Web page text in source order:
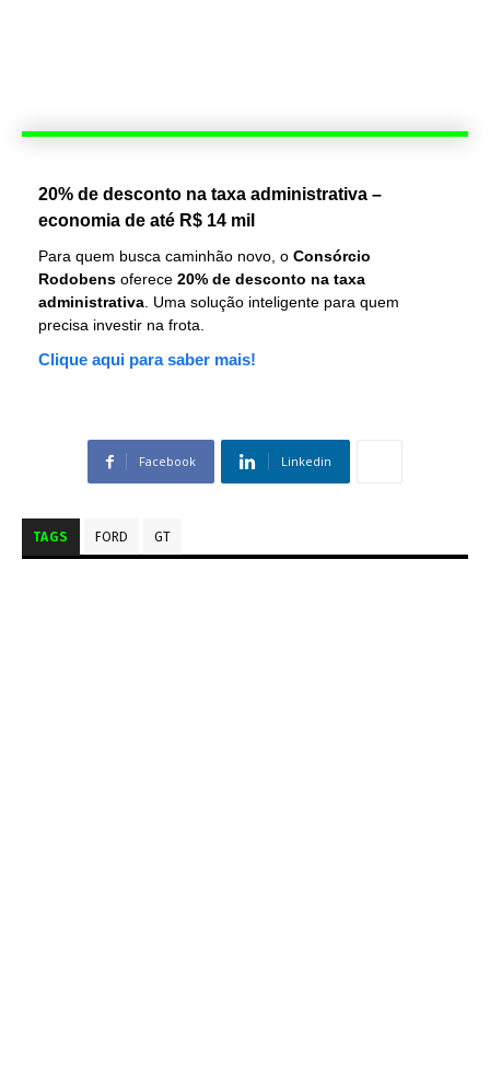
20% de desconto na taxa administrativa –
economia de até R$ 14 mil
Para quem busca caminhão novo, o Consórcio
Rodobens oferece 20% de desconto na taxa
administrativa . Uma solução inteligente para quem
precisa investir na frota.
Clique aqui para saber mais!
Facebook Linkedin
TAGS FORD GT